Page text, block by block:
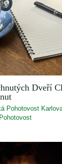
Dveří
Pohotovost